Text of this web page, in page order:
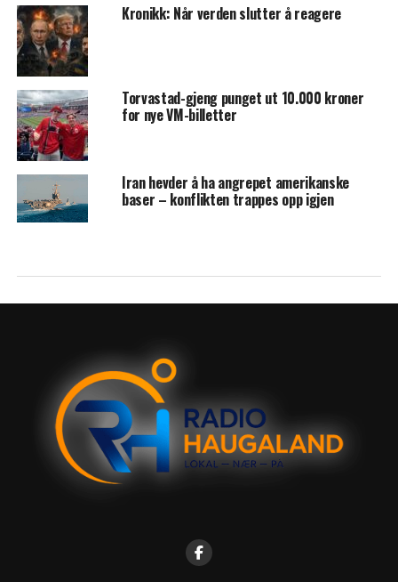
Kronikk: Når verden slutter å reagere
Torvastad-gjeng punget ut 10.000 kroner
for nye VM-billetter
Iran hevder å ha angrepet amerikanske
baser – konflikten trappes opp igjen